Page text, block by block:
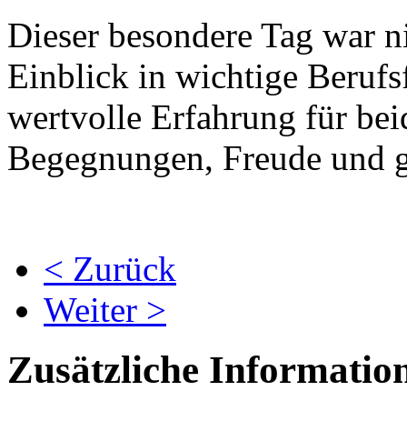
Dieser besondere Tag war
Einblick in wichtige
wertvolle Erfahrung für
Begegnungen, Freude und
< Zurück
Weiter >
Zusätzliche